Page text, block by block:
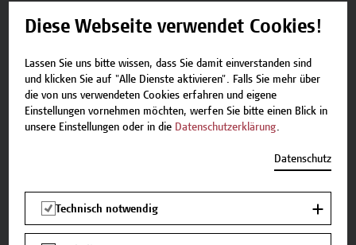
Ort *
Land
Wie haben Sie von uns erfahren?
Diese Webseite verwendet Cookies!
Lassen Sie uns bitte wissen, dass Sie damit einverstanden sind
und klicken Sie auf "Alle Dienste aktivieren". Falls Sie mehr über
die von uns verwendeten Cookies erfahren und eigene
Einstellungen vornehmen möchten, werfen Sie bitte einen Blick in
unsere Einstellungen oder in die Datenschutzerklärung.
Datenschutz
Technisch notwendig